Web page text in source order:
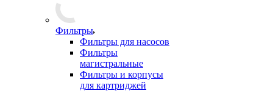
Фильтры
Фильтры для насосов
Фильтры
магистральные
Фильтры и корпусы
для картриджей